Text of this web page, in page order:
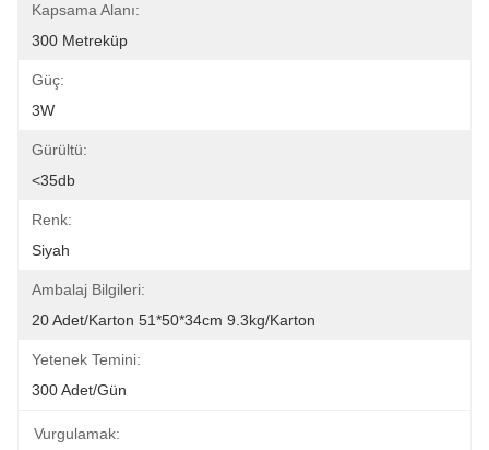
Kapsama Alanı:
300 Metreküp
Güç:
3W
Gürültü:
<35db
Renk:
Siyah
Ambalaj Bilgileri:
20 Adet/karton 51*50*34cm 9.3kg/karton
Yetenek Temini:
300 Adet/gün
Vurgulamak: